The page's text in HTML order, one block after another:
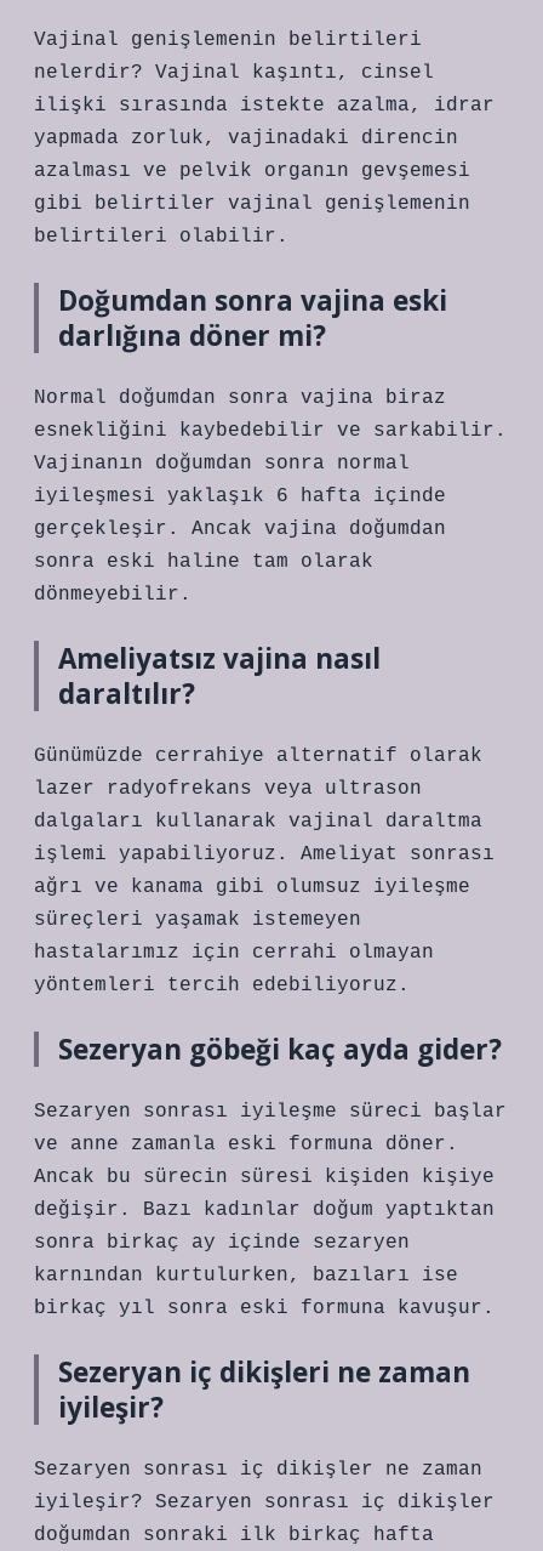
Vajinal genişlemenin belirtileri
nelerdir? Vajinal kaşıntı, cinsel
ilişki sırasında istekte azalma, idrar
yapmada zorluk, vajinadaki direncin
azalması ve pelvik organın gevşemesi
gibi belirtiler vajinal genişlemenin
belirtileri olabilir.
Doğumdan sonra vajina eski
darlığına döner mi?
Normal doğumdan sonra vajina biraz
esnekliğini kaybedebilir ve sarkabilir.
Vajinanın doğumdan sonra normal
iyileşmesi yaklaşık 6 hafta içinde
gerçekleşir. Ancak vajina doğumdan
sonra eski haline tam olarak
dönmeyebilir.
Ameliyatsız vajina nasıl
daraltılır?
Günümüzde cerrahiye alternatif olarak
lazer radyofrekans veya ultrason
dalgaları kullanarak vajinal daraltma
işlemi yapabiliyoruz. Ameliyat sonrası
ağrı ve kanama gibi olumsuz iyileşme
süreçleri yaşamak istemeyen
hastalarımız için cerrahi olmayan
yöntemleri tercih edebiliyoruz.
Sezeryan göbeği kaç ayda gider?
Sezaryen sonrası iyileşme süreci başlar
ve anne zamanla eski formuna döner.
Ancak bu sürecin süresi kişiden kişiye
değişir. Bazı kadınlar doğum yaptıktan
sonra birkaç ay içinde sezaryen
karnından kurtulurken, bazıları ise
birkaç yıl sonra eski formuna kavuşur.
Sezeryan iç dikişleri ne zaman
iyileşir?
Sezaryen sonrası iç dikişler ne zaman
iyileşir? Sezaryen sonrası iç dikişler
doğumdan sonraki ilk birkaç hafta